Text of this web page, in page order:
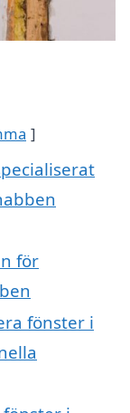
för
fönster i